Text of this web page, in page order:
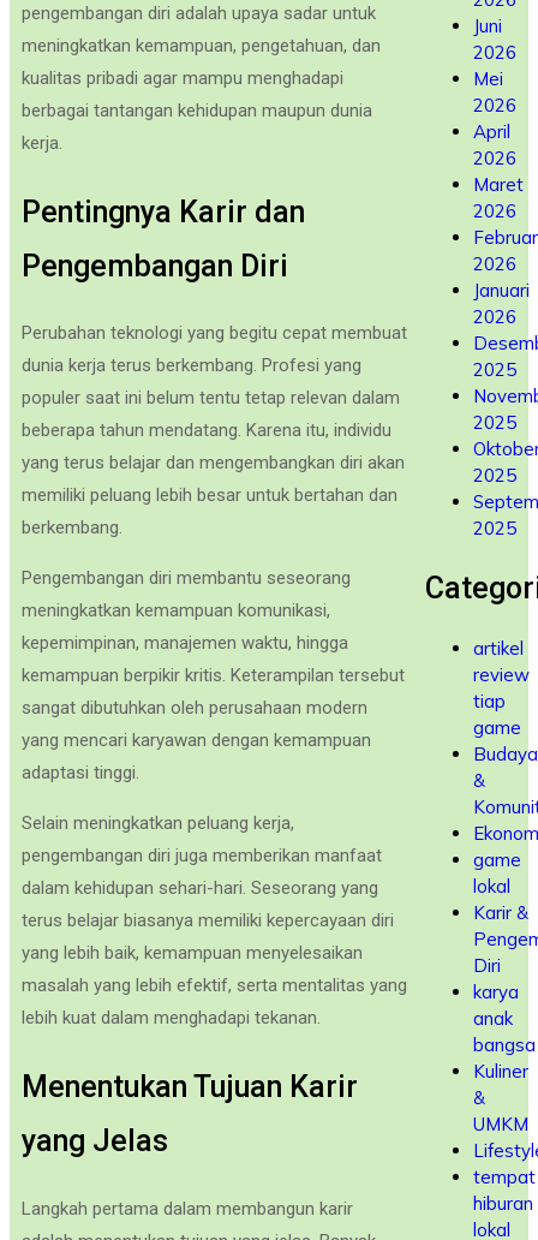
pengembangan diri adalah upaya sadar untuk
meningkatkan kemampuan, pengetahuan, dan
kualitas pribadi agar mampu menghadapi
berbagai tantangan kehidupan maupun dunia
kerja.
Pentingnya Karir dan
Pengembangan Diri
Perubahan teknologi yang begitu cepat membuat
dunia kerja terus berkembang. Profesi yang
populer saat ini belum tentu tetap relevan dalam
beberapa tahun mendatang. Karena itu, individu
yang terus belajar dan mengembangkan diri akan
memiliki peluang lebih besar untuk bertahan dan
berkembang.
Pengembangan diri membantu seseorang
meningkatkan kemampuan komunikasi,
kepemimpinan, manajemen waktu, hingga
kemampuan berpikir kritis. Keterampilan tersebut
sangat dibutuhkan oleh perusahaan modern
yang mencari karyawan dengan kemampuan
adaptasi tinggi.
Selain meningkatkan peluang kerja,
pengembangan diri juga memberikan manfaat
dalam kehidupan sehari-hari. Seseorang yang
terus belajar biasanya memiliki kepercayaan diri
yang lebih baik, kemampuan menyelesaikan
masalah yang lebih efektif, serta mentalitas yang
lebih kuat dalam menghadapi tekanan.
Menentukan Tujuan Karir
yang Jelas
Langkah pertama dalam membangun karir
Juni
2026
Mei
2026
April
2026
Maret
2026
2026
Januari
2026
2025
2025
2025
2025
artikel
review
tiap
game
Budaya
&
game
lokal
Karir &
Diri
karya
anak
bangsa
Kuliner
&
UMKM
tempat
hiburan
lokal